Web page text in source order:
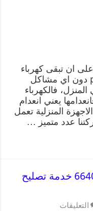
ان تبقى كهرباء
المنزل تعمل بشكل ممتاز perfect دون اي مشاكل
فالكهرباء
يعني انعدام
المنزلية تعمل
عدد متميز …
كهربائي منازل العديليه 66409555 خدمة تصليح
التعليقات